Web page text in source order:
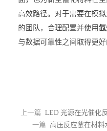
高效路径。对于需要在模
的团队，合理配置并使用
与数据可靠性之间取得更好
上一篇 LED 光源在光催化
一篇
高压反应釜在材料